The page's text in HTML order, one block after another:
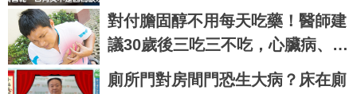
alth
對付膽固醇不用每天吃藥！醫師建
議30歲後三吃三不吃，心臟病、心
肌梗塞拒門外｜每日健康 Health
廁所門對房間門恐生大病？床在廁